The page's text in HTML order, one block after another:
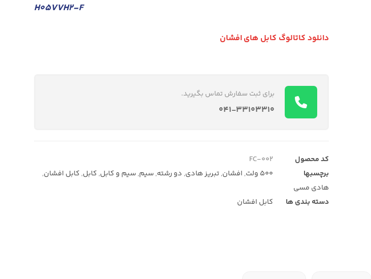
H۰۵VVH۲-F
دانلود کاتالوگ کابل های افشان
برای ثبت سفارش تماس بگیرید.
۰۴۱-۳۳۱۰۳۳۱۰
کد محصول
FC-۰۰۲
برچسبها
۵۰۰ ولت , افشان,تبریز هادی, دو رشته,سیم,سیم و کابل, کابل, کابل افشان,
هادی مسی
دسته بندی ها
کابل افشان